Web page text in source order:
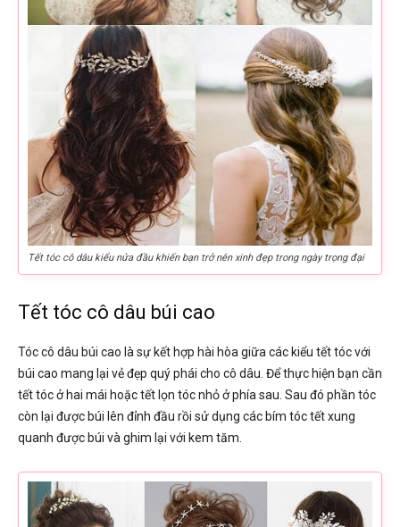
Tết tóc cô dâu kiểu nửa đầu khiến bạn trở nên xinh đẹp trong ngày trọng đại
Tết tóc cô dâu búi cao
Tóc cô dâu búi cao là sự kết hợp hài hòa giữa các kiểu tết tóc với
búi cao mang lại vẻ đẹp quý phái cho cô dâu. Để thực hiện bạn cần
tết tóc ở hai mái hoặc tết lọn tóc nhỏ ở phía sau. Sau đó phần tóc
còn lại được búi lên đỉnh đầu rồi sử dụng các bím tóc tết xung
quanh được búi và ghim lại với kem tăm.